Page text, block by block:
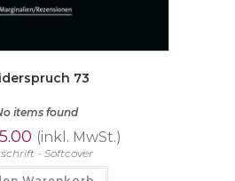
73
items found
(inkl. MwSt.)
- Softcover